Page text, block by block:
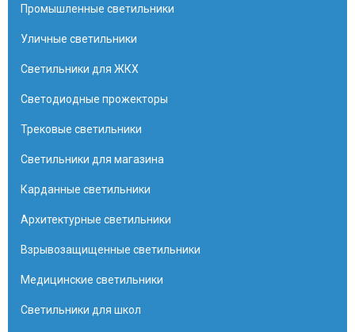
Промышленные светильники
Уличные светильники
Светильники для ЖКХ
Светодиодные прожекторы
Трековые светильники
Светильники для магазина
Карданные светильники
Архитектурные светильники
Взрывозащищенные светильники
Медицинские светильники
Светильники для школ